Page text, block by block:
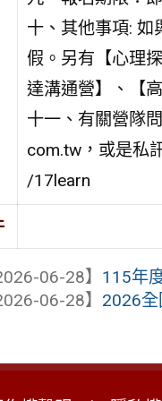
十、其他事項: 如
假。另有【心理
達溝通營】、【
十一、有關營隊
com.tw，或是私
/17learn
06-28】 115年
06-28】 2026